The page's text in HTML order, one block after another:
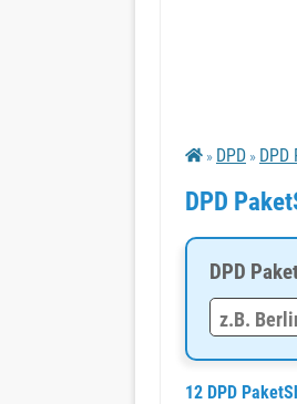
» DPD » DPD
DPD
DPD
12 DPD